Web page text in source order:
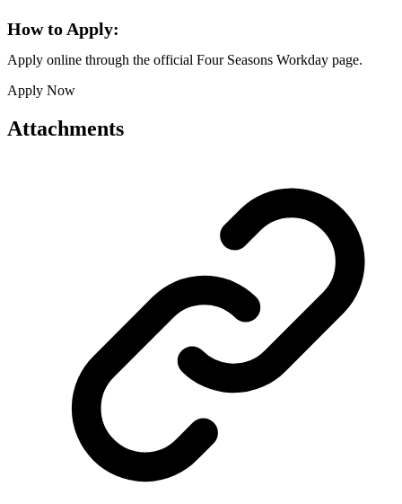
How to Apply:
Apply online through the official Four Seasons Workday page.
Apply Now
Attachments